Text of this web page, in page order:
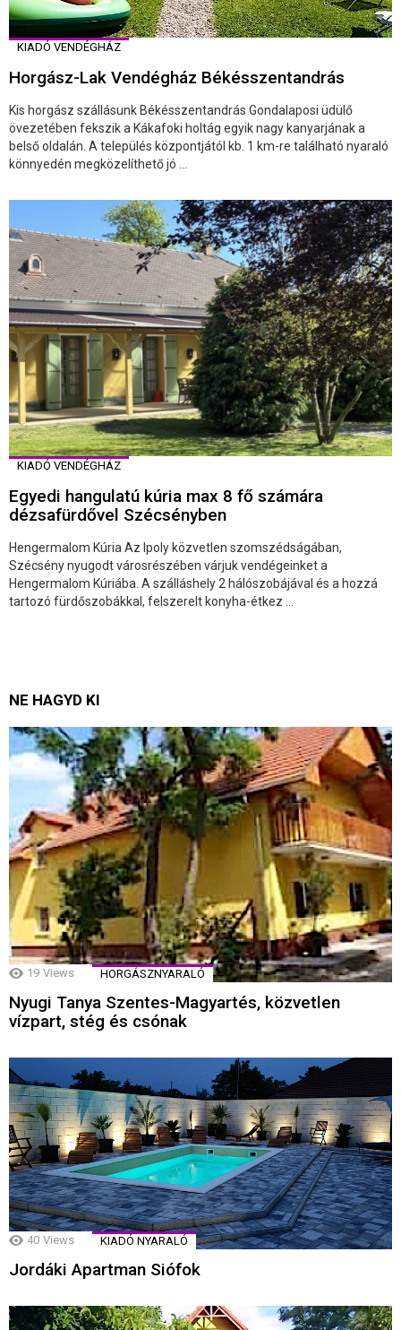
KIADÓ VENDÉGHÁZ
Horgász-Lak Vendégház Békésszentandrás
Kis horgász szállásunk Békésszentandrás Gondalaposi üdülő
övezetében fekszik a Kákafoki holtág egyik nagy kanyarjának a
belső oldalán. A település központjától kb. 1 km-re található nyaraló
könnyedén megközelíthető jó ...
KIADÓ VENDÉGHÁZ
Egyedi hangulatú kúria max 8 fő számára
dézsafürdővel Szécsényben
Hengermalom Kúria Az Ipoly közvetlen szomszédságában,
Szécsény nyugodt városrészében várjuk vendégeinket a
Hengermalom Kúriába. A szálláshely 2 hálószobájával és a hozzá
tartozó fürdőszobákkal, felszerelt konyha-étkez ...
NE HAGYD KI
19 Views HORGÁSZNYARALÓ
Nyugi Tanya Szentes-Magyartés, közvetlen
vízpart, stég és csónak
40 Views KIADÓ NYARALÓ
Jordáki Apartman Siófok